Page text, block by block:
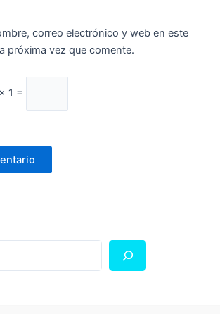
correo electrónico y web en este
próxima vez que comente.
1 =